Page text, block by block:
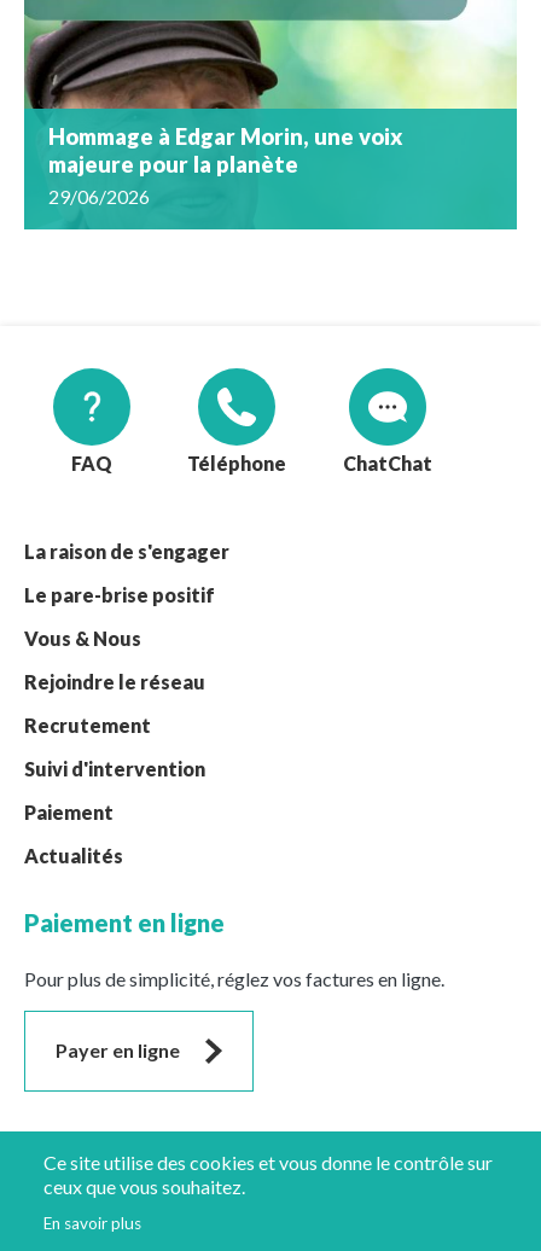
Hommage à Edgar Morin, une voix
majeure pour la planète
29/06/2026
Ce site utilise des cookies et vous donne le contrôle sur
ceux que vous souhaitez.
En savoir plus
FAQ Téléphone Chat
La raison de s'engager
Le pare-brise positif
Vous & Nous
Rejoindre le réseau
Recrutement
Suivi d'intervention
Paiement
Actualités
Paiement en ligne
Pour plus de simplicité, réglez vos factures en ligne.
Payer en ligne
Suivez-nous